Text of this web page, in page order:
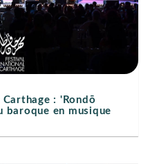
: 'Rondō
baroque en musique